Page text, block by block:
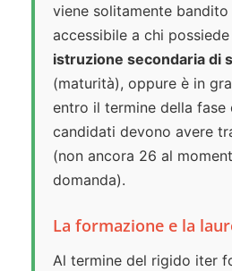
viene solitamente
accessibile a chi possiede
istruzione secondaria di
(maturità), oppure è in
entro il termine della fase
candidati devono avere
(non ancora 26 al
domanda).
La formazione e la
Al termine del rigido iter